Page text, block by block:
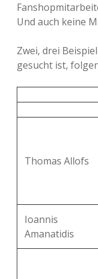
Und auch keine
Zwei, drei
gesucht ist,
Thomas Allofs
Ioannis
Amanatidis